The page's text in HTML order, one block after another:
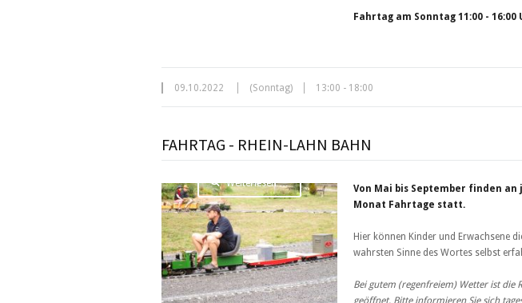
Fahrtag am Sonntag 11:00 - 16:00
09.10.2022 (Sonntag) 13:00 - 18:00
FAHRTAG - RHEIN-LAHN BAHN
Weiterlesen …
Von Mai bis September finden
Monat Fahrtage statt.
Hier können Kinder und Erwachsene
wahrsten Sinne des Wortes selbst
Bei gutem (regenfreiem) Wetter ist die
geöffnet. Bitte informieren Sie sich